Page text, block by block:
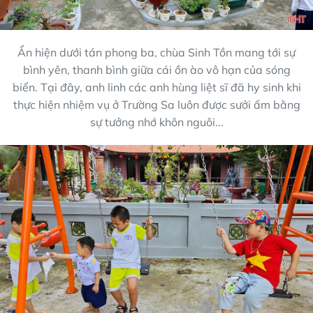
Ẩn hiện dưới tán phong ba, chùa Sinh Tồn mang tới sự
bình yên, thanh bình giữa cái ồn ào vô hạn của sóng
biển. Tại đây, anh linh các anh hùng liệt sĩ đã hy sinh khi
thực hiện nhiệm vụ ở Trường Sa luôn được sưởi ấm bằng
sự tưởng nhớ khôn nguôi...